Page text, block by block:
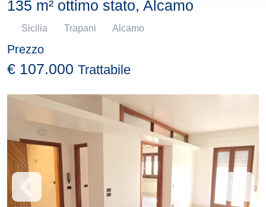
135 m² ottimo stato, Alcamo
Sicilia Trapani Alcamo
Prezzo
€ 107.000 Trattabile